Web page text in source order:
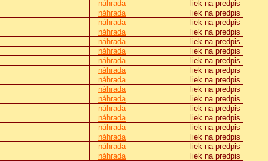
náhrada
liek na predpis
náhrada
liek na predpis
náhrada
liek na predpis
náhrada
liek na predpis
náhrada
liek na predpis
náhrada
liek na predpis
náhrada
liek na predpis
náhrada
liek na predpis
náhrada
liek na predpis
náhrada
liek na predpis
náhrada
liek na predpis
náhrada
liek na predpis
náhrada
liek na predpis
náhrada
liek na predpis
náhrada
liek na predpis
náhrada
liek na predpis
náhrada
liek na predpis